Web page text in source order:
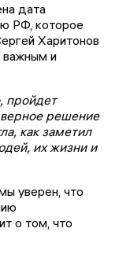
дата
РФ, которое
Харитонов
важным и
пройдет
решение
как заметил
их жизни и
уверен, что
о том, что